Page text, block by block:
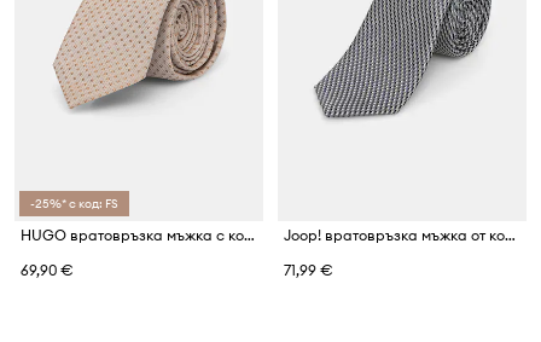
-25%* с код: FS
HUGO вратовръзка мъжка с коприна Tie cm 6
69,90 €
Joop! вратовръзка мъжка от коприна
71,99 €